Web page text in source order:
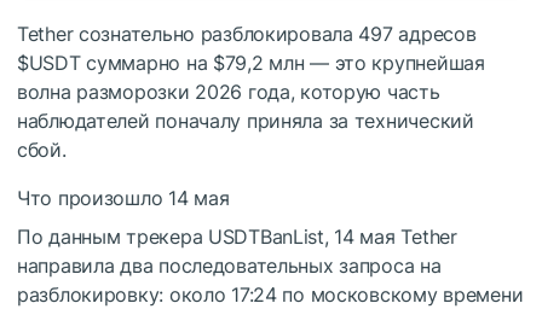
Tether сознательно разблокировала 497 адресов
$USDTсуммарно на $79,2 млн — это крупнейшая
волна разморозки 2026 года, которую часть
наблюдателей поначалу приняла за технический
сбой.
Что произошло 14 мая
По данным трекера USDTBanList, 14 мая Tether
направила два последовательных запроса на
разблокировку: около 17:24 по московскому времени